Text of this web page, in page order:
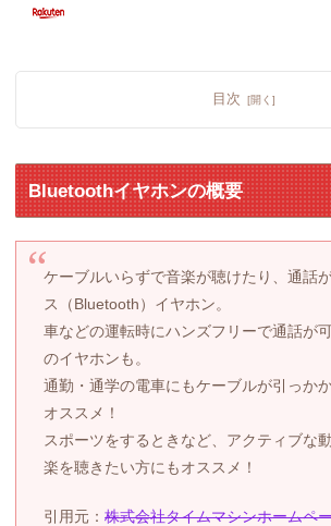
目次
Bluetoothイヤホンの概要
ケーブルいらずで音楽が聴けたり、通話
ス（Bluetooth）イヤホン。
車などの運転時にハンズフリーで通話が
のイヤホンも。
通勤・通学の電車にもケーブルが引っか
オススメ！
スポーツをするときなど、アクティブな
楽を聴きたい方にもオススメ！
引用元：株式会社タイムマシンホームペ